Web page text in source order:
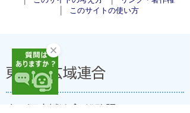
このサイトの使い方
東三河広域連合